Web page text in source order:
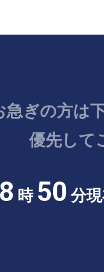
急ぎの方は
優先して
時50分